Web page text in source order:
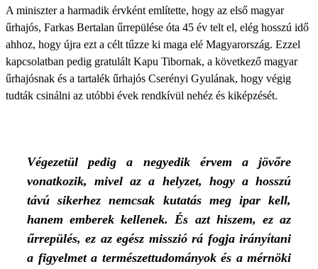
A miniszter a harmadik érvként említette, hogy az első magyar
űrhajós, Farkas Bertalan űrrepülése óta 45 év telt el, elég hosszú idő
ahhoz, hogy újra ezt a célt tűzze ki maga elé Magyarország. Ezzel
kapcsolatban pedig gratulált Kapu Tibornak, a következő magyar
űrhajósnak és a tartalék űrhajós Cserényi Gyulának, hogy végig
tudták csinálni az utóbbi évek rendkívül nehéz és kiképzését.
Végezetül pedig a negyedik érvem a jövőre
vonatkozik, mivel az a helyzet, hogy a hosszú
távú sikerhez nemcsak kutatás meg ipar kell,
hanem emberek kellenek. És azt hiszem, ez az
űrrepülés, ez az egész misszió rá fogja irányítani
a figyelmet a természettudományok és a mérnöki